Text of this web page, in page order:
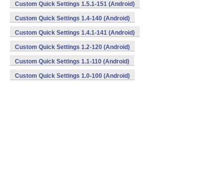
Custom Quick Settings 1.5.1-151 (Android)
Custom Quick Settings 1.4-140 (Android)
Custom Quick Settings 1.4.1-141 (Android)
Custom Quick Settings 1.2-120 (Android)
Custom Quick Settings 1.1-110 (Android)
Custom Quick Settings 1.0-100 (Android)